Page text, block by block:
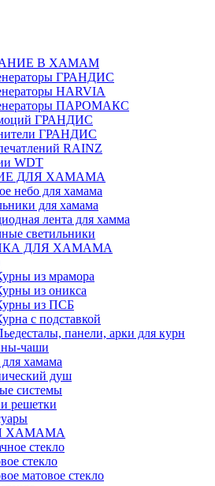
В ХАМАМ
ГРАНДИС
HARVIA
ПАРОМАКС
ГРАНДИС
ГРАНДИС
RAINZ
WDT
ДЛЯ ХАМАМА
небо для хамама
для хамама
лента для хамма
светильники
ДЛЯ ХАМАМА
из мрамора
из оникса
из ПСБ
с подставкой
панели, арки для курн
чаши
хамама
душ
системы
решетки
ХАМАМА
стекло
стекло
матовое стекло